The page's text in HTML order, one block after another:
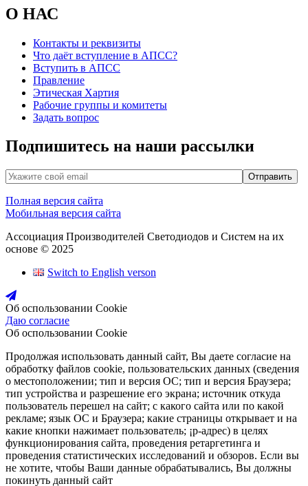
О НАС
Контакты и реквизиты
Что даёт вступление в АПСС?
Вступить в АПСС
Правление
Этическая Хартия
Рабочие группы и комитеты
Задать вопрос
Подпишитесь на наши рассылки
Полная версия сайта
Мобильная версия сайта
Ассоциация Производителей Светодиодов и Систем на их
основе © 2025
Switch to English verson
Об оспользовании Cookie
Даю согласие
Об оспользовании Cookie
Продолжая использовать данный сайт, Вы даете согласие на
обработку файлов cookie, пользовательских данных (сведения
о местоположении; тип и версия ОС; тип и версия Браузера;
тип устройства и разрешение его экрана; источник откуда
пользователь перешел на сайт; с какого сайта или по какой
рекламе; язык ОС и Браузера; какие страницы открывает и на
какие кнопки нажимает пользователь; ¡р-адрес) в целях
функционирования сайта, проведения ретаргетинга и
проведения статистических исследований и обзоров. Если вы
не хотите, чтобы Ваши данные обрабатывались, Вы должны
покинуть данный сайт